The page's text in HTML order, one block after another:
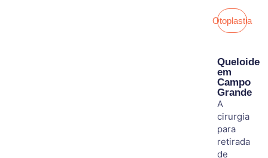
Otoplastia
Queloide
em
Campo
Grande
A
cirurgia
para
retirada
de